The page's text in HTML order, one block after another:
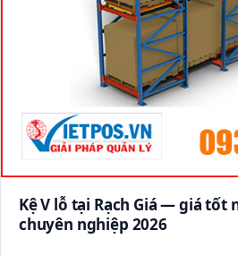
Kệ V lỗ tại Rạch Giá — giá tốt
chuyên nghiệp 2026